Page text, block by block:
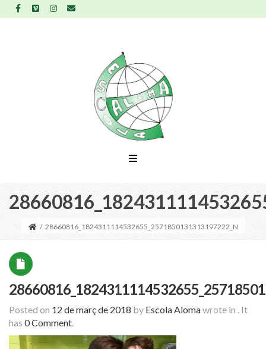
/ 28660816_1824311114532655_2571850131313197222_N
Posted on 12 de març de 2018 by Escola Alomawrote in . It
has 0 Comment.